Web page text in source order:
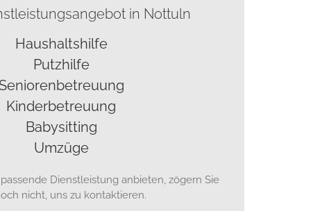
in Nottuln
Haushaltshilfe
Putzhilfe
Seniorenbetreuung
Kinderbetreuung
Babysitting
Umzüge
Dienstleistung anbieten, zögern Sie
nicht, uns zu kontaktieren.